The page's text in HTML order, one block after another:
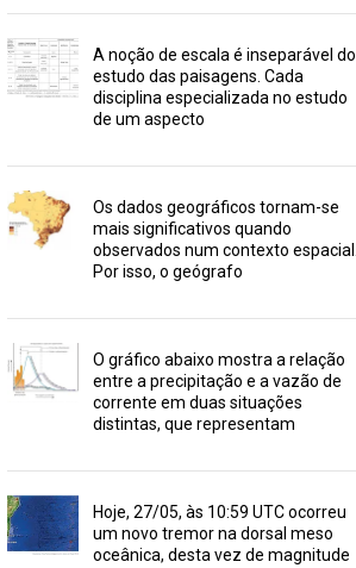
A noção de escala é inseparável do
estudo das paisagens. Cada
disciplina especializada no estudo
de um aspecto
Os dados geográficos tornam-se
mais significativos quando
observados num contexto espacial.
Por isso, o geógrafo
O gráfico abaixo mostra a relação
entre a precipitação e a vazão de
corrente em duas situações
distintas, que representam
Hoje, 27/05, às 10:59 UTC ocorreu
um novo tremor na dorsal meso
oceânica, desta vez de magnitude